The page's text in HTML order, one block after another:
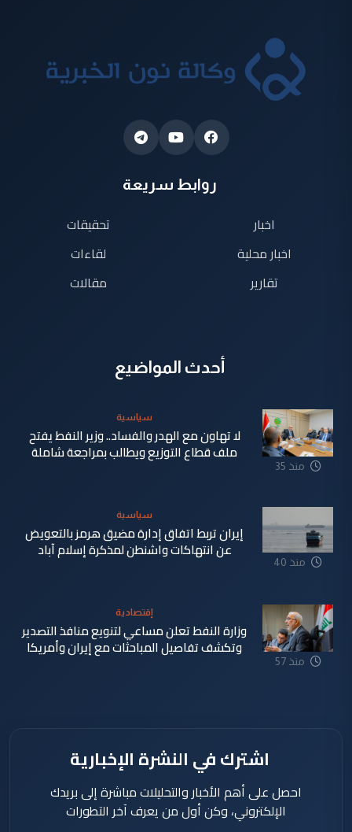
روابط سريعة
اخبار
اخبار محلية
تقارير
تحقيقات
لقاءات
مقالات
أحدث المواضيع
منذ 35
سياسية
لا تهاون مع الهدر والفساد.. وزير النفط يفتح
ملف قطاع التوزيع ويطالب بمراجعة شاملة
منذ 40
سياسية
إيران تربط اتفاق إدارة مضيق هرمز بالتعويض
عن انتهاكات واشنطن لمذكرة إسلام آباد
منذ 57
إقتصادية
وزارة النفط تعلن مساعي لتنويع منافذ التصدير
وتكشف تفاصيل المباحثات مع إيران وأمريكا
اشترك في النشرة الإخبارية
احصل على أهم الأخبار والتحليلات مباشرة إلى بريدك
الإلكتروني، وكن أول من يعرف آخر التطورات